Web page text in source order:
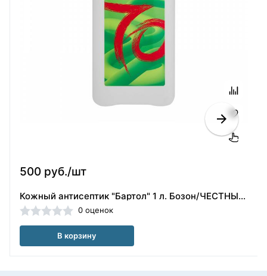
500 руб./шт
Кожный антисептик "Бартол" 1 л. Бозон/ЧЕСТНЫЙ ЗНАК
0 оценок
В корзину